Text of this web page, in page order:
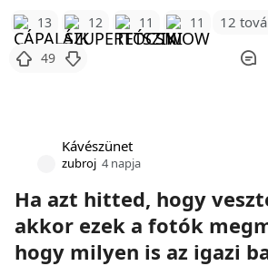
13 12 11 11 12
49
Kávészünet
zubroj 4 napja
Ha azt hitted, hogy
akkor ezek a fotók
hogy milyen is az igazi